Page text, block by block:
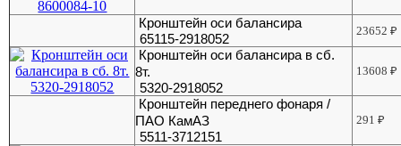
Кронштейн оси балансира
65115-2918052
23652₽
Кронштейн оси балансира в сб.
8т.
5320-2918052
13608₽
Кронштейн переднего фонаря /
ПАО КамАЗ
5511-3712151
291₽